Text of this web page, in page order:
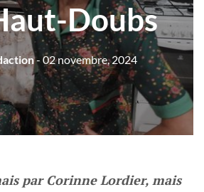
Doubs
- 02 novembre, 2024
par Corinne Lordier, mais